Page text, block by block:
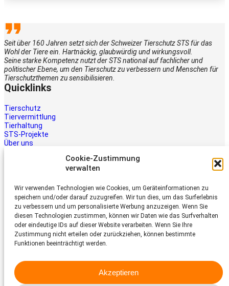
Cookie-Zustimmung
verwalten
Wir verwenden Technologien wie Cookies, um Geräteinformationen zu
speichern und/oder darauf zuzugreifen. Wir tun dies, um das Surferlebnis
zu verbessern und um personalisierte Werbung anzuzeigen. Wenn Sie
diesen Technologien zustimmen, können wir Daten wie das Surfverhalten
oder eindeutige IDs auf dieser Website verarbeiten. Wenn Sie Ihre
Zustimmung nicht erteilen oder zurückziehen, können bestimmte
Funktionen beeinträchtigt werden.
Akzeptieren
Seit über 160 Jahren setzt sich der Schweizer Tierschutz STS für das
Wohl der Tiere ein. Hartnäckig, glaubwürdig und wirkungsvoll.
Seine starke Kompetenz nutzt der STS national auf fachlicher und
politischer Ebene, um den Tierschutz zu verbessern und Menschen für
Tierschutzthemen zu sensibilisieren.
Quicklinks
Tierschutz
Tiervermittlung
Tierhaltung
STS-Projekte
Über uns
Tiere brauchen Hilfe – auch Ihre.
Unterstützen Sie die Arbeit des
Schweizer Tierschutz STS.
Jetzt spenden
Schweizer Tierschutz STS
CH-4053 Basel